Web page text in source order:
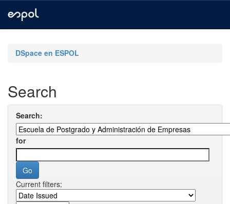
navigationDSpace en ESPOL
Search
Search:
for
Current filters: